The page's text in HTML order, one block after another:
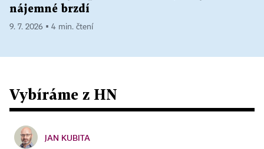
nájemné brzdí
9. 7. 2026 ▪ 4 min. čtení
Vybíráme z HN
JAN KUBITA